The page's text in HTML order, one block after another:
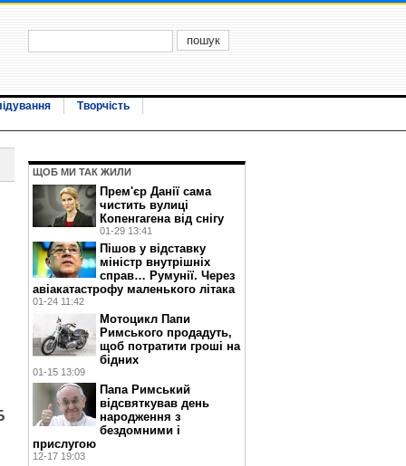
Творчість
ЩОБ МИ ТАК ЖИЛИ
Прем'єр Данії сама
чистить вулиці
Копенгагена від снігу
01-29 13:41
Пішов у відставку
міністр внутрішніх
справ… Румунії. Через
авіакатастрофу маленького літака
01-24 11:42
Мотоцикл Папи
Римського продадуть,
щоб потратити гроші на
бідних
01-15 13:09
Папа Римський
відсвяткував день
народження з
бездомними і
прислугою
12-17 19:03